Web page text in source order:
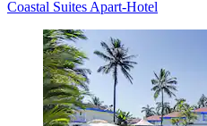
Coastal Suites Apart-Hotel